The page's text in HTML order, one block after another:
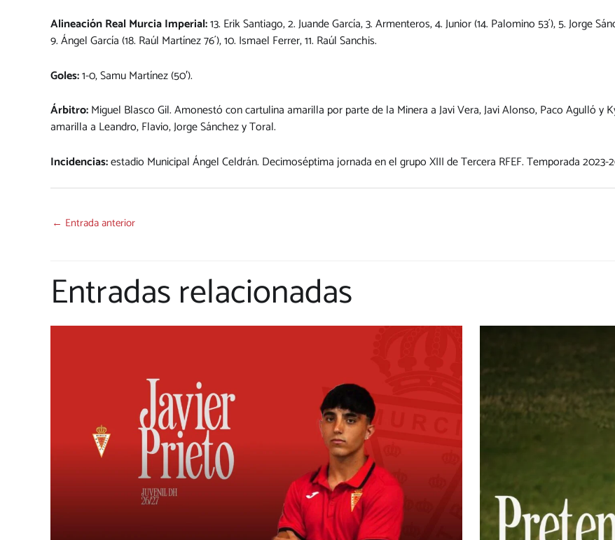
Alineación Real Murcia Imperial:13. Erik Santiago, 2. Juande García, 3. Armenteros, 4. Junior (14. Palomino 53´), 5. Jorge
9. Ángel García (18. Raúl Martínez 76´), 10. Ismael Ferrer, 11. Raúl Sanchis.
Goles:1-0, Samu Martínez (50′).
Árbitro:Miguel Blasco Gil. Amonestó con cartulina amarilla por parte de la Minera a Javi Vera, Javi Alonso, Paco Agulló
amarilla a Leandro, Flavio, Jorge Sánchez y Toral.
Incidencias:estadio Municipal Ángel Celdrán. Decimoséptima jornada en el grupo XIII de Tercera RFEF. Temporada 2023-
← Entrada anterior
Entradas relacionadas